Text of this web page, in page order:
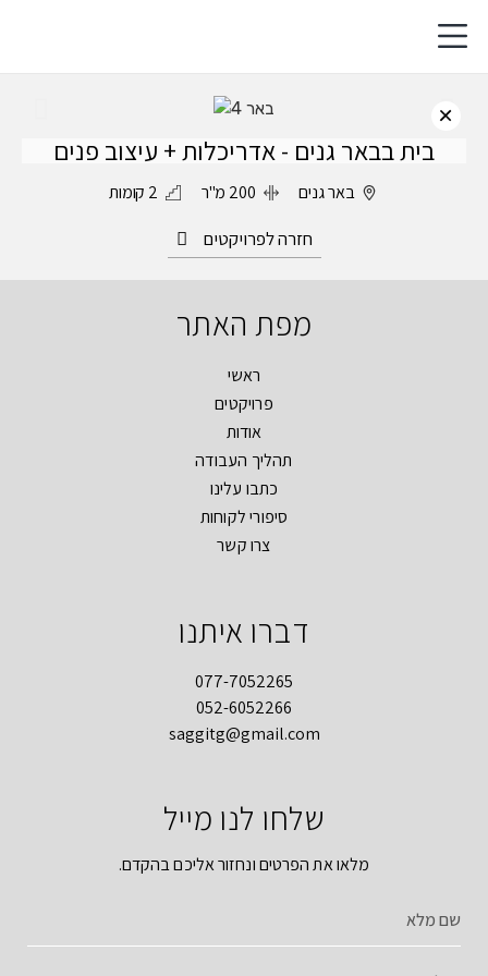
בית בבאר גנים - אדריכלות + עיצוב פנים
באר גנים 200 מ"ר 2 קומות
חזרה לפרויקטים
מפת האתר
ראשי
פרויקטים
אודות
תהליך העבודה
כתבו עלינו
סיפורי לקוחות
צרו קשר
דברו איתנו
077-7052265
052-6052266
saggitg@gmail.com
שלחו לנו מייל
מלאו את הפרטים ונחזור אליכם בהקדם.